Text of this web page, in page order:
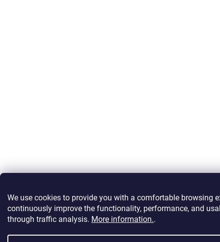
We use cookies to provide you with a comfortable browsing
continuously improve the functionality, performance, and
through traffic analysis. More information..